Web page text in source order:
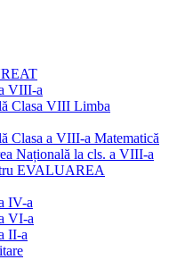
VIII-a
Clasa VIII Limba
Clasa a VIII-a Matematică
Națională la cls. a VIII-a
EVALUAREA
IV-a
VI-a
II-a